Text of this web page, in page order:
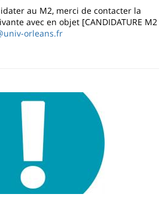
au M2, merci de contacter la
avec en objet [CANDIDATURE M2
orleans.fr